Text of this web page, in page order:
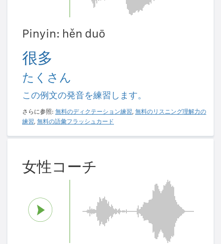
Pinyin: hěn duō
很多
たくさん
この例文の発音を練習します。
さらに参照: 無料のディクテーション練習, 無料のリスニング理解力の
練習, 無料の語彙フラッシュカード
女性コーチ